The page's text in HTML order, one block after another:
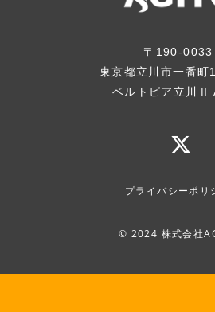
〒190-0033
東京都立川市一番
ベルトピア立川Ⅱ
プライバシーポリ
© 2024 株式会社